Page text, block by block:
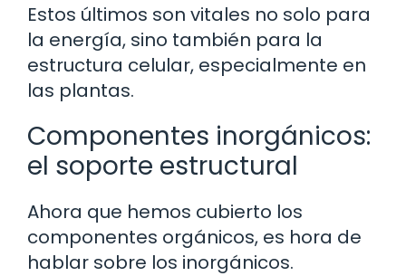
Estos últimos son vitales no solo para
la energía, sino también para la
estructura celular, especialmente en
las plantas.
Componentes inorgánicos:
el soporte estructural
Ahora que hemos cubierto los
componentes orgánicos, es hora de
hablar sobre los inorgánicos.